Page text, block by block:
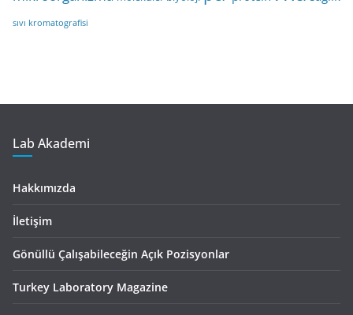
sıvı kromatografisi
Lab Akademi
Hakkımızda
İletişim
Gönüllü Çalışabileceğin Açık Pozisyonlar
Turkey Laboratory Magazine